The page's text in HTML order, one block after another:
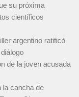
su próxima
científicos
argentino ratificó
de la joven acusada
la cancha de